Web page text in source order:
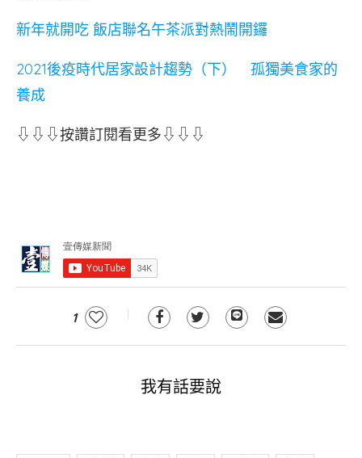
新年就開吃 飯店聯名午茶派對熱鬧開鑼
2021後疫時代居家設計趨勢（下） 孤獨美食家的
養成
⇩⇩⇩按讚訂閱看更多⇩⇩⇩
1
我有話要說